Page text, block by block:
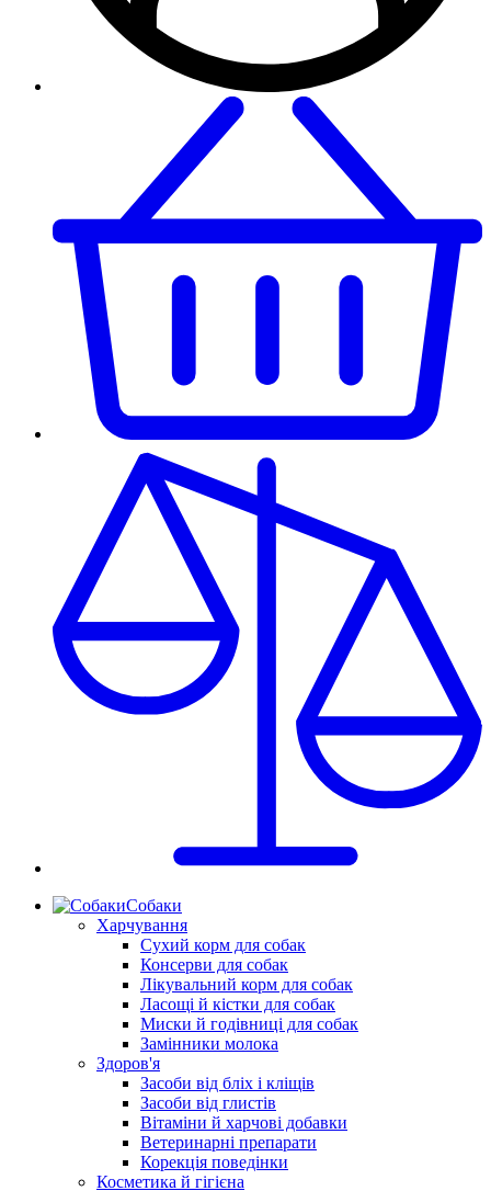
Собаки
Харчування
Сухий корм для собак
Консерви для собак
Лікувальний корм для собак
Ласощі й кістки для собак
Миски й годівниці для собак
Замінники молока
Здоров'я
Засоби від бліх і кліщів
Засоби від глистів
Вітаміни й харчові добавки
Ветеринарні препарати
Корекція поведінки
Косметика й гігієна